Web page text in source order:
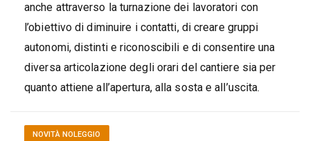
anche attraverso la turnazione dei lavoratori con
l’obiettivo di diminuire i contatti, di creare gruppi
autonomi, distinti e riconoscibili e di consentire una
diversa articolazione degli orari del cantiere sia per
quanto attiene all’apertura, alla sosta e all’uscita.
NOVITÀ NOLEGGIO